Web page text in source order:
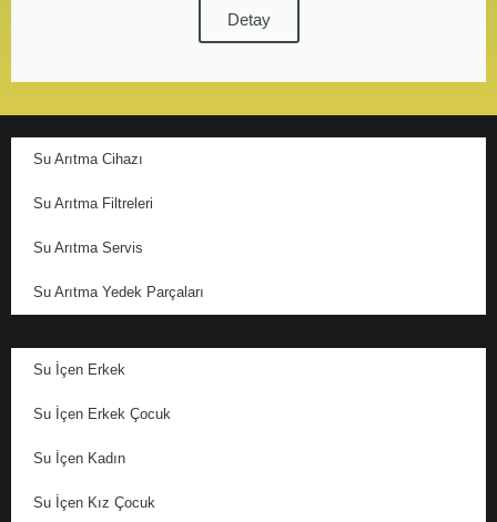
Detay
Su Arıtma Cihazı
Su Arıtma Filtreleri
Su Arıtma Servis
Su Arıtma Yedek Parçaları
Su İçen Erkek
Su İçen Erkek Çocuk
Su İçen Kadın
Su İçen Kız Çocuk